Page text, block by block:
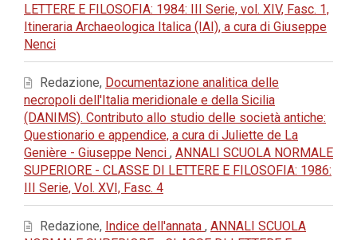
LETTERE E FILOSOFIA: 1984: III Serie, vol. XIV, Fasc. 1,
Itineraria Archaeologica Italica (IAI), a cura di Giuseppe
Nenci
Redazione, Documentazione analitica delle
necropoli dell'Italia meridionale e della Sicilia
(DANIMS). Contributo allo studio delle società antiche:
Questionario e appendice, a cura di Juliette de La
Genière - Giuseppe Nenci , ANNALI SCUOLA NORMALE
SUPERIORE - CLASSE DI LETTERE E FILOSOFIA: 1986:
III Serie, Vol. XVI, Fasc. 4
Redazione, Indice dell'annata , ANNALI SCUOLA